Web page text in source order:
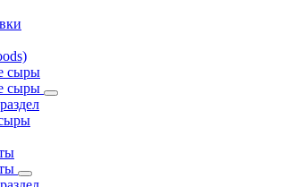
сыры
сыры